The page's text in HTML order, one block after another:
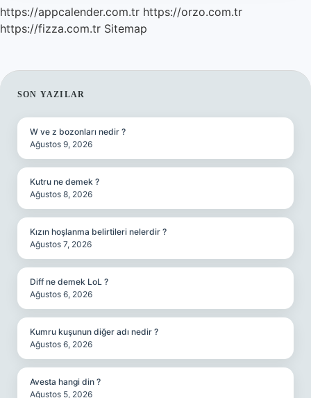
https://appcalender.com.tr https://orzo.com.tr
https://fizza.com.tr Sitemap
SIDEBAR
SON YAZILAR
W ve z bozonları nedir ?
Ağustos 9, 2026
Kutru ne demek ?
Ağustos 8, 2026
Kızın hoşlanma belirtileri nelerdir ?
Ağustos 7, 2026
Diff ne demek LoL ?
Ağustos 6, 2026
Kumru kuşunun diğer adı nedir ?
Ağustos 6, 2026
Avesta hangi din ?
Ağustos 5, 2026